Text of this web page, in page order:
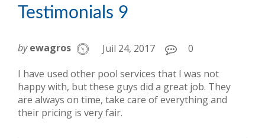
Testimonials 9
by ewagros Juil 24, 2017
0
I have used other pool services that I was not
happy with, but these guys did a great job. They
are always on time, take care of everything and
their pricing is very fair.